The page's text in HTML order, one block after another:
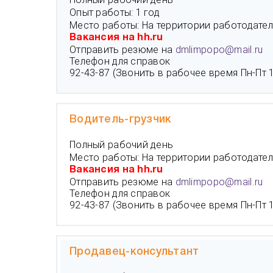
Опыт работы: 1 год
Место работы: На территории
Вакансия на hh.ru
Отправить резюме на dmlimpopo@mail.ru
Телефон для справок
92-43-87 (Звонить в рабочее время Пн-Пт
Водитель-грузчик
Полный рабочий день
Место работы: На территории
Вакансия на hh.ru
Отправить резюме на dmlimpopo@mail.ru
Телефон для справок
92-43-87 (Звонить в рабочее время Пн-Пт
Продавец-консультант